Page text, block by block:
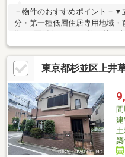
－物件のおすすめポイント－▼
分・第一種低層住居専用地域
徴・3面採光のLDKは約17帖・
近い配置・2面バルコニー、2
計・駐車スペース有(車種によ
に洗面台・トイレ・屋根裏収
マサ上井草店 徒歩4分(約
510m)■ ご希望の住まい探し
物件の詳細・ご相談はお気軽に
東京都杉並区上井
間
築